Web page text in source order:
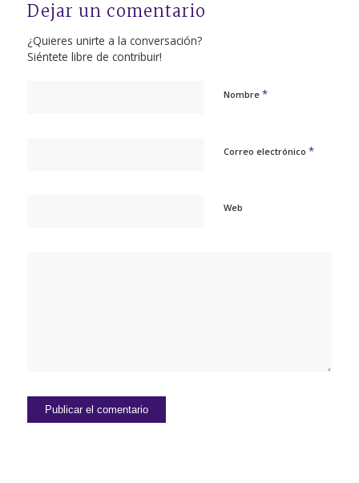
Dejar un comentario
¿Quieres unirte a la conversación?
Siéntete libre de contribuir!
Nombre *
Correo electrónico *
Web